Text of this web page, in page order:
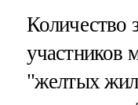
Количество
участников
"желтых